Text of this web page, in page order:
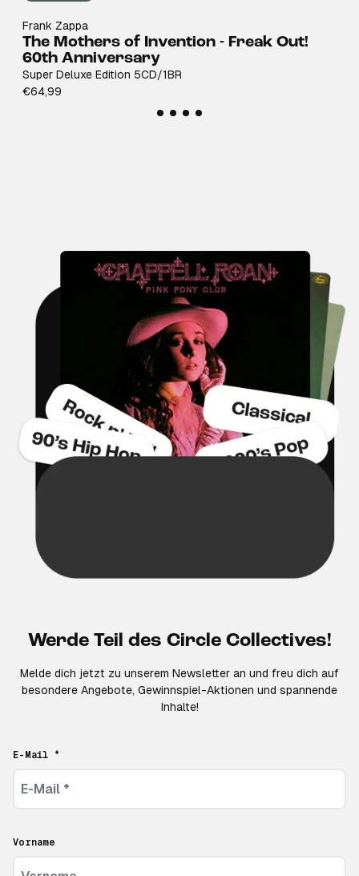
Frank Zappa
The Mothers of Invention - Freak Out!
60th Anniversary
Super Deluxe Edition 5CD/1BR
€64,99
Werde Teil des Circle Collectives!
Melde dich jetzt zu unserem Newsletter an und freu dich auf
besondere Angebote, Gewinnspiel-Aktionen und spannende
Inhalte!
E-Mail *
Vorname